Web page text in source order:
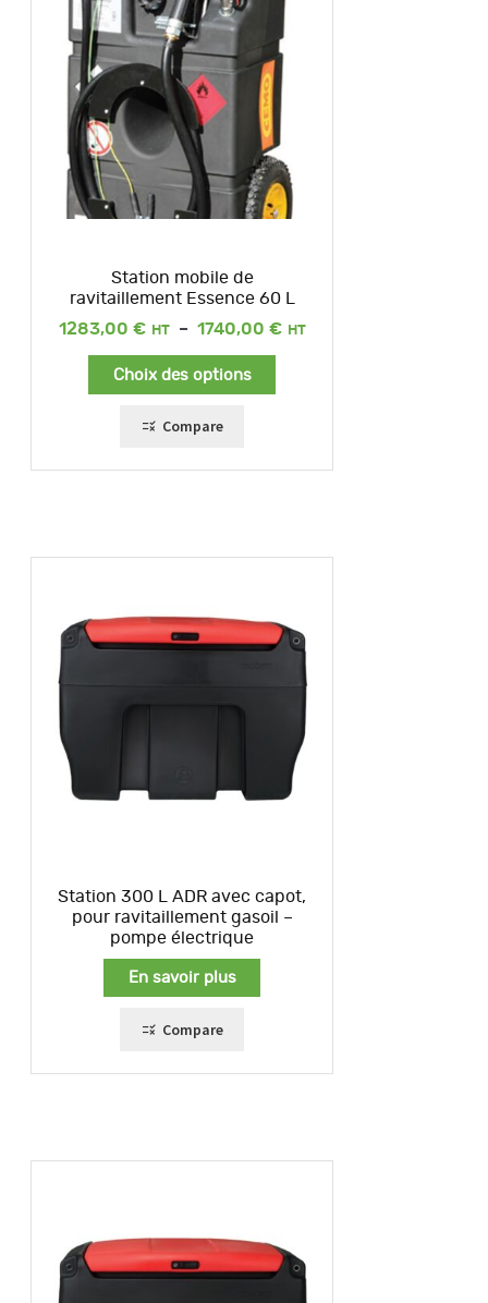
Station mobile de
ravitaillement Essence 60 L
1283,00 € – 1740,00 €
Plage
Choix des options
Compare
Station 300 L ADR avec capot,
pour ravitaillement gasoil –
pompe électrique
En savoir plus
Compare